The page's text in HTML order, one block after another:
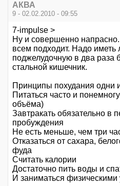
АКВА
9 - 02.02.2010 - 09:55
7-impulse >
Ну и совершенно
всем подходит. Надо иметь
поджелудочную в два раза
стальной кишечник.
Принципы похудания одни
Питаться часто и
объёма)
Завтракать обязательно в
пробуждения
Не есть меньше, чем три
Отказаться от сахара,
фуда
Считать калории
Достаточно пить воды и
И заниматься